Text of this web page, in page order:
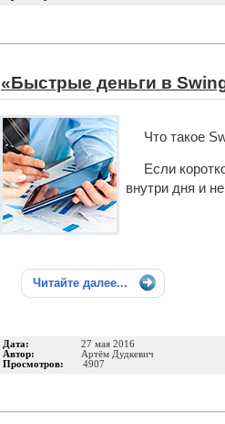
«Быстрые деньги в
Что такое
Если
внутри дня и
Читайте далее...
Дата: 27 мая 2016
Автор: Артём Дудкевич
Просмотров: 4907